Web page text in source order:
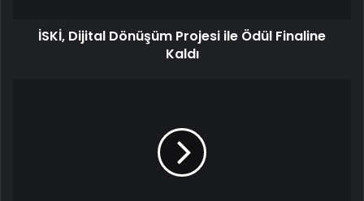
İSKİ, Dijital Dönüşüm Projesi ile Ödül Finaline
Kaldı